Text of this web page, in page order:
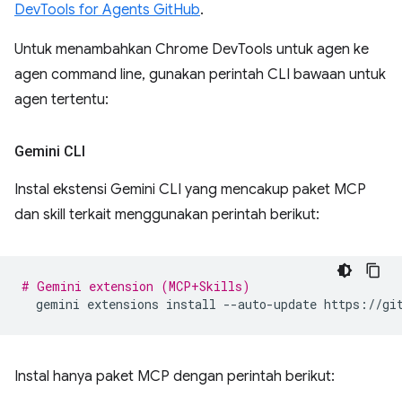
DevTools for Agents GitHub.
Untuk menambahkan Chrome DevTools untuk agen ke
agen command line, gunakan perintah CLI bawaan untuk
agen tertentu:
Gemini CLI
Instal ekstensi Gemini CLI yang mencakup paket MCP
dan skill terkait menggunakan perintah berikut:
# Gemini extension (MCP+Skills)
gemini extensions install --auto-update
Instal hanya paket MCP dengan perintah berikut: